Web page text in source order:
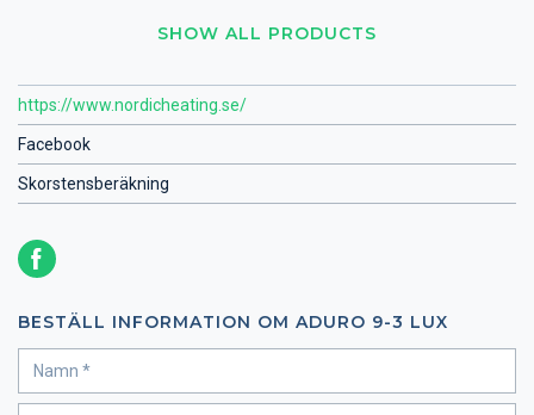
SHOW ALL PRODUCTS
https://www.nordicheating.se/
Facebook
Skorstensberäkning
BESTÄLL INFORMATION OM ADURO 9-3 LUX